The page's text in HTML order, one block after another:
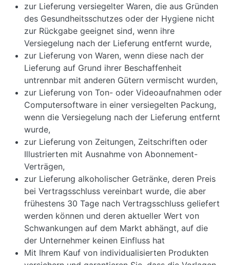
zur Lieferung versiegelter Waren, die aus Gründen
des Gesundheitsschutzes oder der Hygiene nicht
zur Rückgabe geeignet sind, wenn ihre
Versiegelung nach der Lieferung entfernt wurde,
zur Lieferung von Waren, wenn diese nach der
Lieferung auf Grund ihrer Beschaffenheit
untrennbar mit anderen Gütern vermischt wurden,
zur Lieferung von Ton- oder Videoaufnahmen oder
Computersoftware in einer versiegelten Packung,
wenn die Versiegelung nach der Lieferung entfernt
wurde,
zur Lieferung von Zeitungen, Zeitschriften oder
Illustrierten mit Ausnahme von Abonnement-
Verträgen,
zur Lieferung alkoholischer Getränke, deren Preis
bei Vertragsschluss vereinbart wurde, die aber
frühestens 30 Tage nach Vertragsschluss geliefert
werden können und deren aktueller Wert von
Schwankungen auf dem Markt abhängt, auf die
der Unternehmer keinen Einfluss hat
Mit Ihrem Kauf von individualisierten Produkten